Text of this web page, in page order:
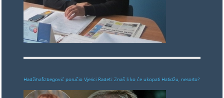
Hadžihafizbegović poručio Vjerici Radeti: Znaš li ko će ukopati Hatidžu, nesorto?